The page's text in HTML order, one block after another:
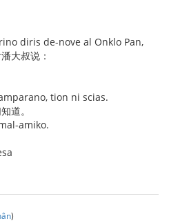
diris de-nove al Onklo Pan,
大叔说：
tion ni scias.
道。
amiko.
)